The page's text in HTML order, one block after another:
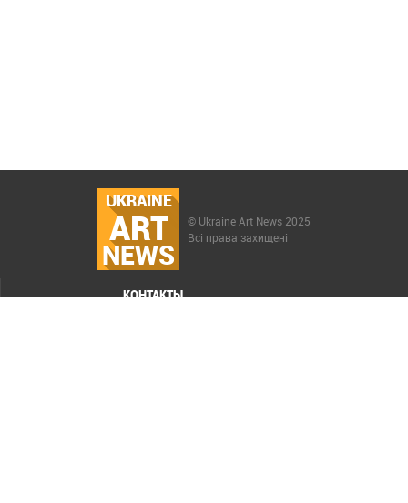
UKRAINE
ART
NEWS
© Ukraine Art News 2025
Всі права захищені
КОНТАКТЫ